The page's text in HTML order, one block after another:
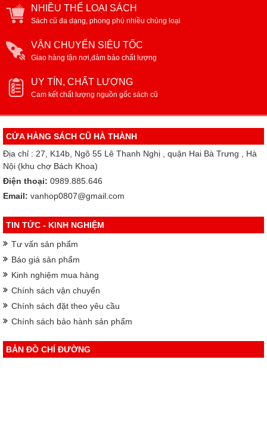
NHIỀU THỂ LOẠI SÁCH
Sách cũ đa dạng, phong phú nhiều chủng loại
VẬN CHUYỂN SIÊU TỐC
Giao hàng tận nơi,đảm bảo chất lượng
UY TÍN, CHẤT LƯỢNG
Cam kết chất lượng nguồn gốc sách cũ
CỬA HÀNG SÁCH CŨ HÀ THÀNH
Địa chỉ : 27, K14b, Ngõ 55 Lê Thanh Nghị , quận Hai Bà Trưng , Hà
Nội (khu chợ Bách Khoa)
Điện thoại: 0989.885.646
Email: vanhop0807@gmail.com
TIN TỨC - KINH NGHIỆM
Tư vấn sản phẩm
Báo giá sản phẩm
Kinh nghiệm mua hàng
Chính sách vận chuyển
Chính sách đặt theo yêu cầu
Chính sách bảo hành sản phẩm
BẢN ĐỒ CHỈ ĐƯỜNG